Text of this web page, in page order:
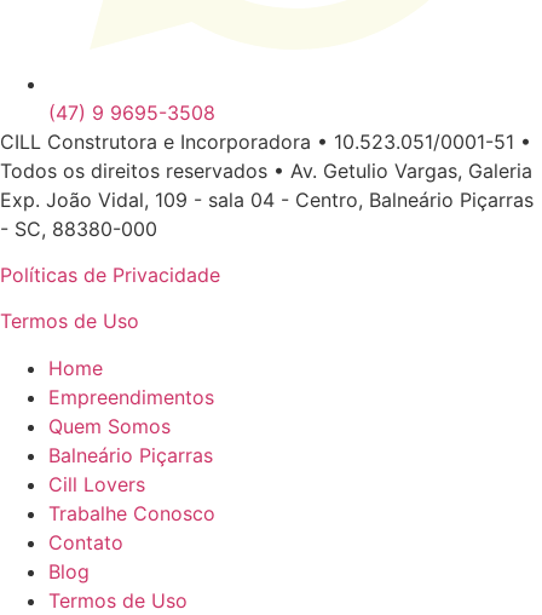
(47) 9 9695-3508
CILL Construtora e Incorporadora • 10.523.051/0001-51 •
Todos os direitos reservados • Av. Getulio Vargas, Galeria
Exp. João Vidal, 109 - sala 04 - Centro, Balneário Piçarras
- SC, 88380-000
Políticas de Privacidade
Termos de Uso
Home
Empreendimentos
Quem Somos
Balneário Piçarras
Cill Lovers
Trabalhe Conosco
Contato
Blog
Termos de Uso